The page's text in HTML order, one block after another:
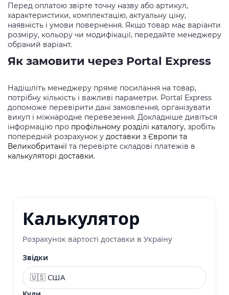
Перед оплатою звірте точну назву або артикул,
характеристики, комплектацію, актуальну ціну,
наявність і умови повернення. Якщо товар має варіанти
розміру, кольору чи модифікації, передайте менеджеру
обраний варіант.
Як замовити через Portal Express
Надішліть менеджеру пряме посилання на товар,
потрібну кількість і важливі параметри. Portal Express
допоможе перевірити дані замовлення, організувати
викуп і міжнародне перевезення. Докладніше дивіться
інформацію про профільному розділі каталогу, зробіть
попередній розрахунок у доставки з Європи та
Великобританії та перевірте складові платежів в
калькуляторі доставки.
Калькулятор
Розрахунок вартості доставки в Україну
Звідки